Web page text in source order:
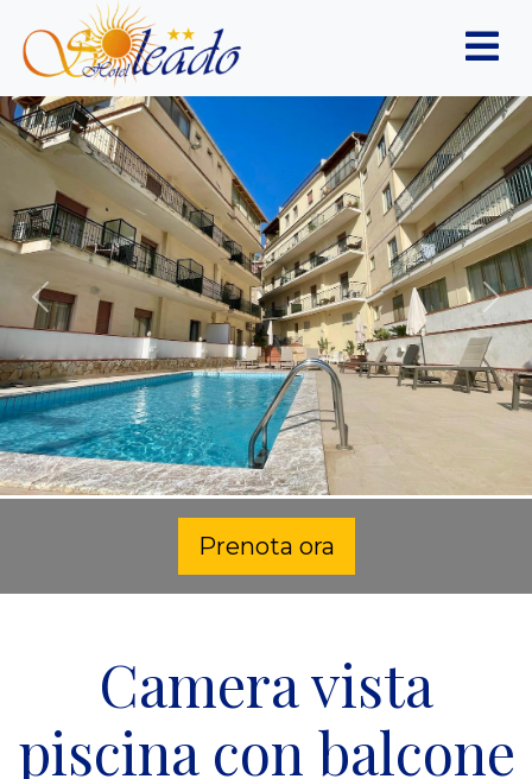
Previous
Prenota ora
Camera vista
piscina con balcone